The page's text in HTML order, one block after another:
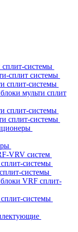
системы
сплит системы
сплит-системы
мульти сплит
сплит-системы
сплит-системы
VRV систем
системы
системы
VRF сплит-
системы